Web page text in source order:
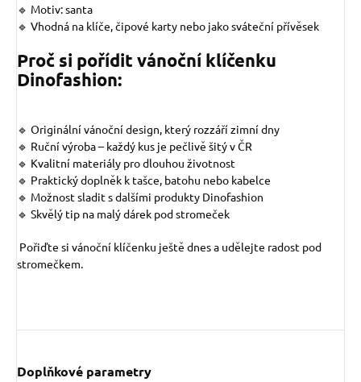
🔹 Motiv: santa
🔹 Vhodná na klíče, čipové karty nebo jako sváteční přívěsek
Proč si pořídit vánoční klíčenku
Dinofashion:
🔹 Originální vánoční design, který rozzáří zimní dny
🔹 Ruční výroba – každý kus je pečlivě šitý v ČR
🔹 Kvalitní materiály pro dlouhou životnost
🔹 Praktický doplněk k tašce, batohu nebo kabelce
🔹 Možnost sladit s dalšími produkty Dinofashion
🔹 Skvělý tip na malý dárek pod stromeček
Pořiďte si vánoční klíčenku ještě dnes a udělejte radost pod
stromečkem.
Doplňkové parametry